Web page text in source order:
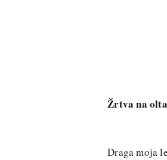
Žrtva na
Draga moja